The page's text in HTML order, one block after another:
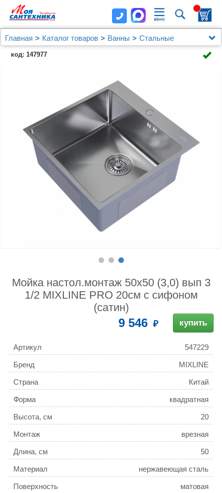
Главная Каталог товаров Ванны
Стальные
Мойка настол.монтаж 50х50 (3,0) вып 3 1/2 MIXLINE
PRO 20см с сифоном (сатин)
код: 147977
Мойка настол.монтаж 50х50 (3,0) вып 3
1/2 MIXLINE PRO 20см с сифоном
(сатин)
9 546 купить
Артикул 547229
Бренд MIXLINE
Страна Китай
Форма квадратная
Высота, см 20
Монтаж врезная
Длина, см 50
Материал нержавеющая сталь
Поверхность матовая